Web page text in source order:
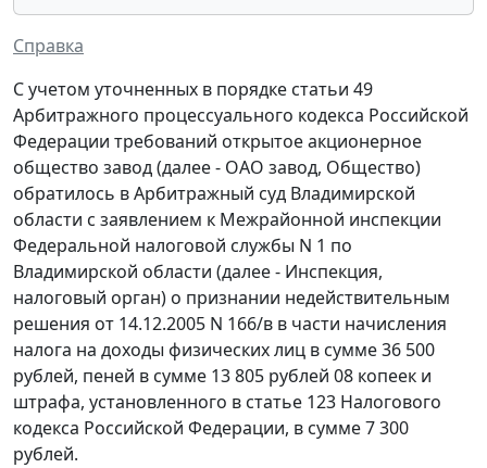
Справка
С учетом уточненных в порядке статьи 49
Арбитражного процессуального кодекса Российской
Федерации требований открытое акционерное
общество завод (далее - ОАО завод, Общество)
обратилось в Арбитражный суд Владимирской
области с заявлением к Межрайонной инспекции
Федеральной налоговой службы N 1 по
Владимирской области (далее - Инспекция,
налоговый орган) о признании недействительным
решения от 14.12.2005 N 166/в в части начисления
налога на доходы физических лиц в сумме 36 500
рублей, пеней в сумме 13 805 рублей 08 копеек и
штрафа, установленного в статье 123 Налогового
кодекса Российской Федерации, в сумме 7 300
рублей.